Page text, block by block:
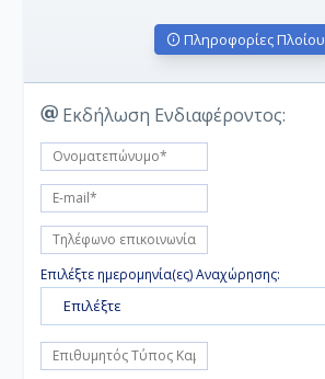
Πληροφορίες Πλοίου
Εκδήλωση Ενδιαφέροντος:
Επιλέξτε ημερομηνία(ες) Αναχώρησης:
Επιλέξτε